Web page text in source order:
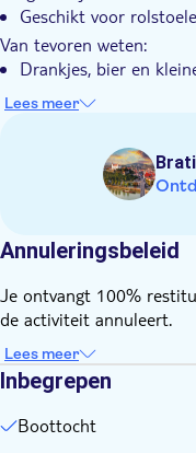
Geschikt voor
Van tevoren weten:
Drankjes, bier en
Het kaartje voor
De audiogids is
Geef je persoonlijke
Vergeet niet mee te
Lees meer
Annuleringsbeleid
Je ontvangt 100%
de activiteit annuleert.
Lees meer
Inbegrepen
Boottocht